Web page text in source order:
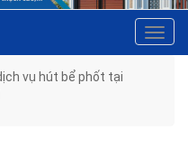
vụ hút bể phốt tại